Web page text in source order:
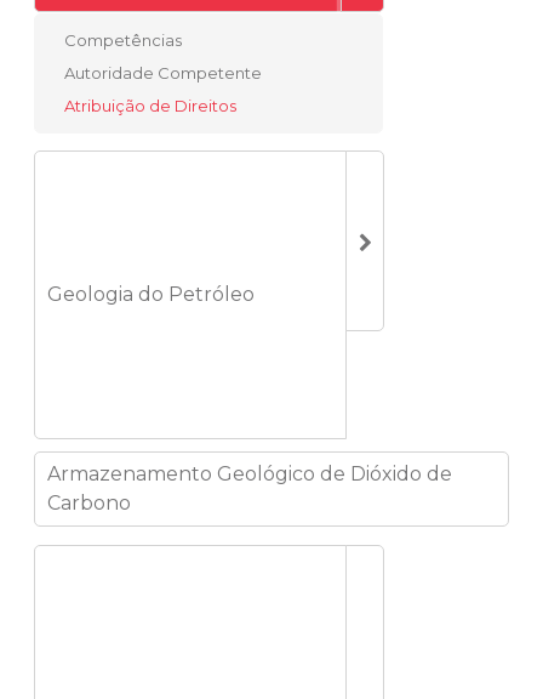
Competências
Autoridade Competente
Atribuição de Direitos
Geologia do Petróleo
Armazenamento Geológico de Dióxido de
Carbono